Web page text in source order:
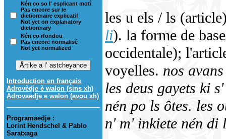
Nén co so l' esplicant motî
Pas encore sur le
dictionnaire explicatif
Not yet on explanatory
dictionnary
Nén co rfondou
Pas encore normalisé
Not yet normalized
Introduction en français
Adrovèdje è walon (sins xh)
Adrovaedje e walon (avou xh)
Programaedje :
Lorint Hendschel & Pablo
Saratxaga
les u els / ls
li). la forme de
occidentale);
voyelles. nos
les deus gayets ki
nén po ls ôtes. les
n' m' inkiete nén di